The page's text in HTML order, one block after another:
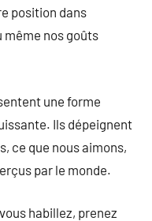
position dans
même nos goûts
une forme
Ils dépeignent
ce que nous aimons,
par le monde.
habillez, prenez